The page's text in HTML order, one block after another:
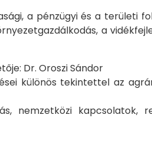
a pénzügyi és a területi
a
Dr. Oroszi Sándor
különös tekintettel az
nemzetközi kapcsolatok,